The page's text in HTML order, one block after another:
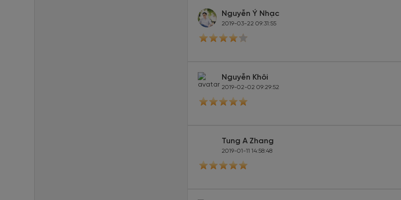
Nguyễn Ý Nhạc
2019-03-22 09:31:55
Nguyễn Khôi
2019-02-02 09:29:52
Tung A Zhang
2019-01-11 14:58:48